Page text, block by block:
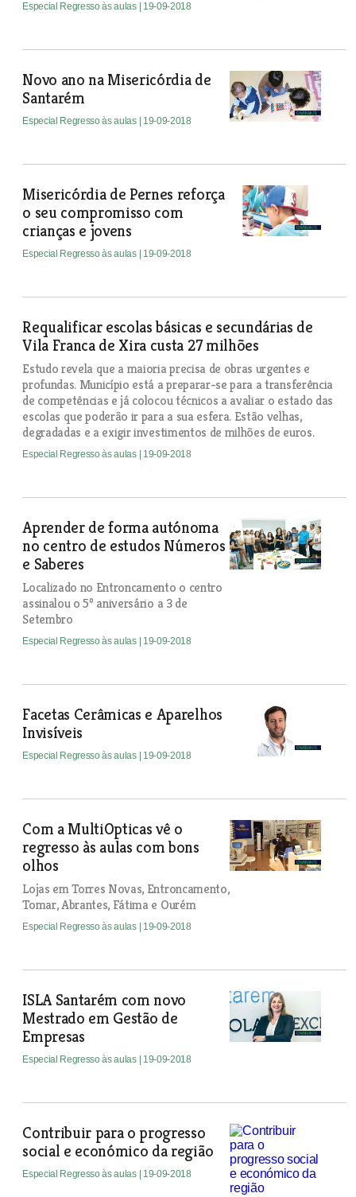
Especial Regresso às aulas | 19-09-2018
Novo ano na Misericórdia de
Santarém
Especial Regresso às aulas | 19-09-2018
Misericórdia de Pernes reforça
o seu compromisso com
crianças e jovens
Especial Regresso às aulas | 19-09-2018
Requalificar escolas básicas e secundárias de
Vila Franca de Xira custa 27 milhões
Estudo revela que a maioria precisa de obras urgentes e
profundas. Município está a preparar-se para a transferência
de competências e já colocou técnicos a avaliar o estado das
escolas que poderão ir para a sua esfera. Estão velhas,
degradadas e a exigir investimentos de milhões de euros.
Especial Regresso às aulas | 19-09-2018
Aprender de forma autónoma
no centro de estudos Números
e Saberes
Localizado no Entroncamento o centro
assinalou o 5º aniversário a 3 de
Setembro
Especial Regresso às aulas | 19-09-2018
Facetas Cerâmicas e Aparelhos
Invisíveis
Especial Regresso às aulas | 19-09-2018
Com a MultiOpticas vê o
regresso às aulas com bons
olhos
Lojas em Torres Novas, Entroncamento,
Tomar, Abrantes, Fátima e Ourém
Especial Regresso às aulas | 19-09-2018
ISLA Santarém com novo
Mestrado em Gestão de
Empresas
Especial Regresso às aulas | 19-09-2018
Contribuir para o progresso
social e económico da região
Especial Regresso às aulas | 19-09-2018